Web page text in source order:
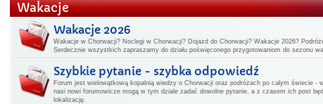
Wakacje
Wakacje 2026
Wakacje w Chorwacji? Noclegi w Chorwacji? Dojazd do Chorwacji? Wakacje 2026?
Serdecznie wszystkich zapraszamy do działu poświęconego przygotowaniom do sezonu
Szybkie pytanie - szybka odpowiedź
Forum jest wielowątkową kopalnią wiedzy o Chorwacji oraz podróżach po całym świecie -
nasi nowi forumowicze mogą w tym dziale zadać dowolne pytanie, a z czasem ich post
lokalizację.